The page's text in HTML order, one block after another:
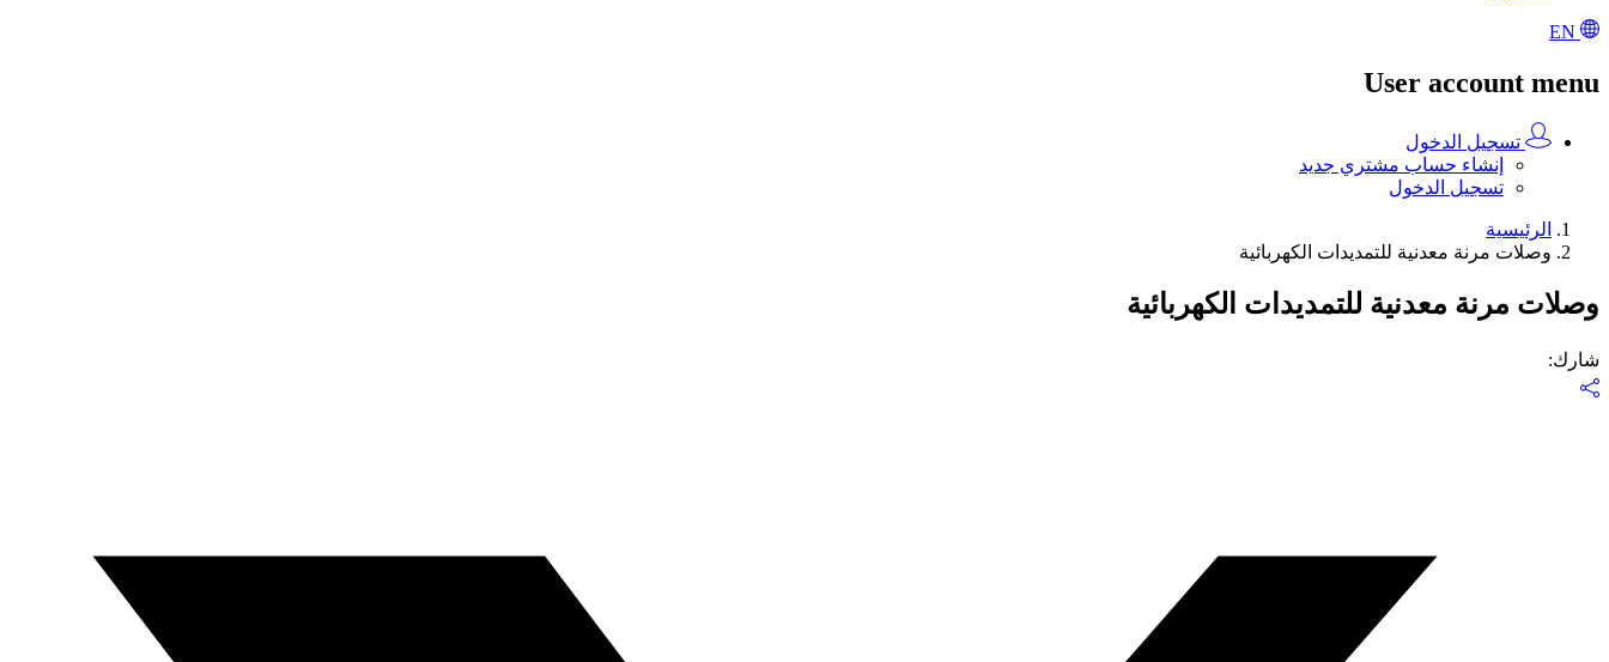
User account menu
تسجيل الدخول
إنشاء حساب مشتري جديد
تسجيل الدخول
الرئيسية
وصلات مرنة معدنية للتمديدات الكهربائية
وصلات مرنة معدنية للتمديدات الكهربائية
شارك: